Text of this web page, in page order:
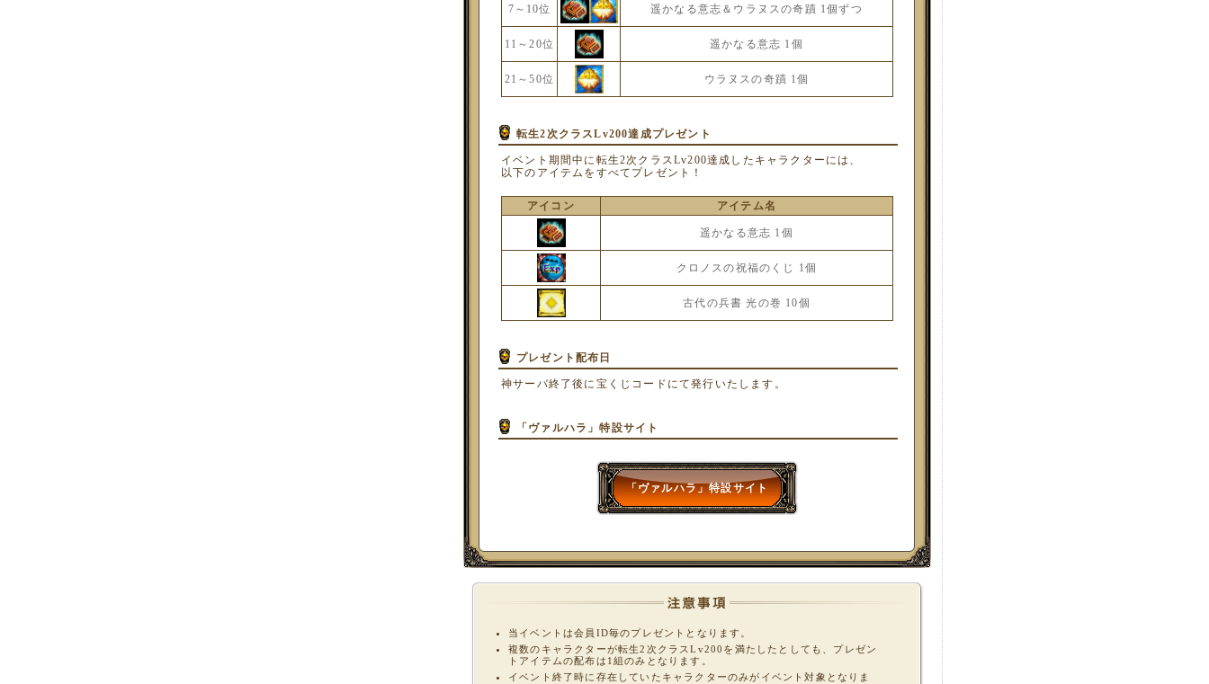
7～10位 遥かなる意志＆ウラヌスの奇蹟 1個ずつ
11～20位 遥かなる意志 1個
21～50位 ウラヌスの奇蹟 1個
転生2次クラスLv200達成プレゼント
イベント期間中に転生2次クラスLv200達成したキャラクターには、
以下のアイテムをすべてプレゼント！
アイコン アイテム名
遥かなる意志 1個
クロノスの祝福のくじ 1個
古代の兵書 光の巻 10個
プレゼント配布日
神サーバ終了後に宝くじコードにて発行いたします。
「ヴァルハラ」特設サイト
「ヴァルハラ」特設サイト
当イベントは会員ID毎のプレゼントとなります。
複数のキャラクターが転生2次クラスLv200を満たしたとしても、プレゼン
トアイテムの配布は1組のみとなります。
イベント終了時に存在していたキャラクターのみがイベント対象となりま